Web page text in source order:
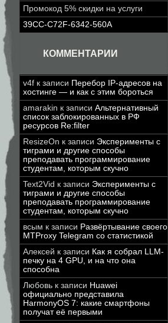
Промокод 5% скидки на услуги
39CC-C72F-6342-560A
КОММЕНТАРИИ
v4f к записи Перебор IP-адресов на
хостинге — и как с этим бороться
amarakin к записи Альтернативный
список заблокированных в РФ
ресурсов Re:filter
ResizeOn к записи Эксперименты с
тиграми и другие способы
преподавать программирование
студентам, которым скучно
Text2Vid к записи Эксперименты с
тиграми и другие способы
преподавать программирование
студентам, которым скучно
всым к записи Развёртывание своего
MTProxy Telegram со статистикой
Алексей к записи Как я собрал LLM-
печку на 4 GPU, и на что она
способна
Любовь к записи Huawei
официально представила
HarmonyOS 7: какие смартфоны
получат её первыми